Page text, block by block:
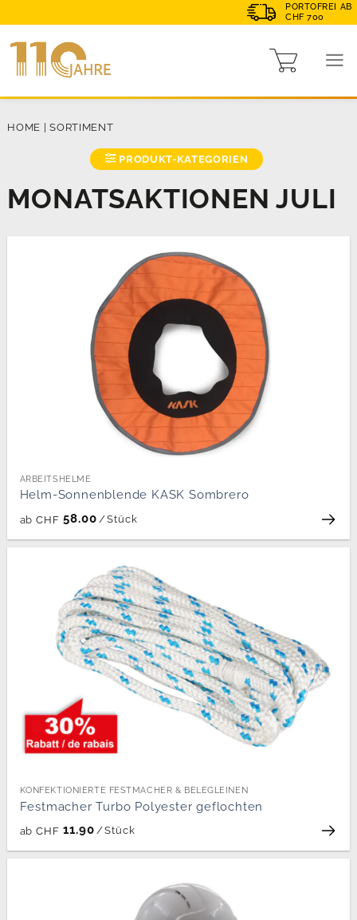
PORTOFREI AB
CHF 700
HOME |SORTIMENT
PRODUKT-KATEGORIEN
MONATSAKTIONEN JULI
ARBEITSHELME
Helm-Sonnenblende KASK Sombrero
ab CHF 58.00 /Stück
KONFEKTIONIERTE FESTMACHER & BELEGLEINEN
Festmacher Turbo Polyester geflochten
ab CHF 11.90 /Stück